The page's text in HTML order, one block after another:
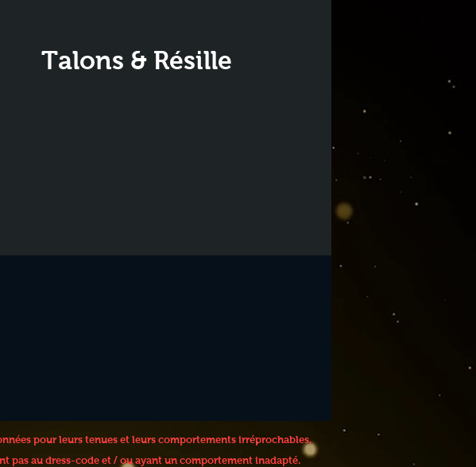
Talons & Résille
pour leurs tenues et leurs comportements irréprochables,
pas au dress-code et / ou ayant un comportement inadapté.